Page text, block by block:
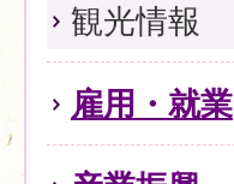
観光情報
雇用・就業